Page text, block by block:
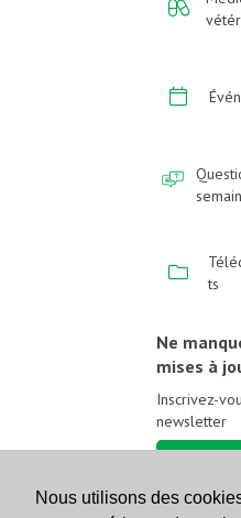
Nous utilisons des
ts
Ne
mises à
Inscrivez-
newsletter